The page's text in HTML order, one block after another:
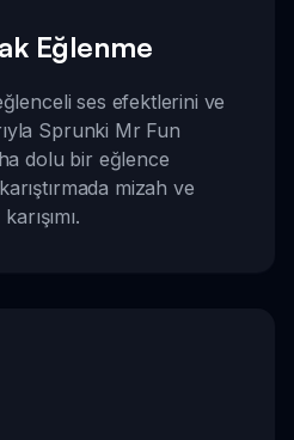
Eğlenme
ses efektlerini ve
Sprunki Mr Fun
dolu bir eğlence
mizah ve